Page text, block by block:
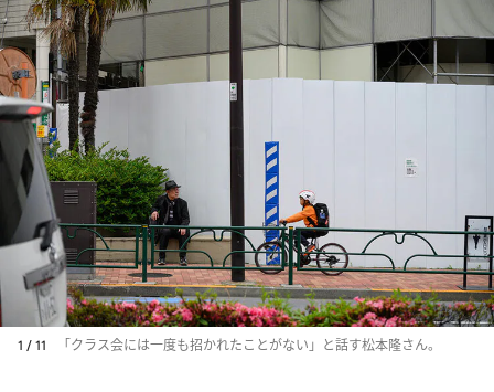
地”巡礼
1 / 11 「クラス会には一度も招かれたことがない」と話す松本隆さん。